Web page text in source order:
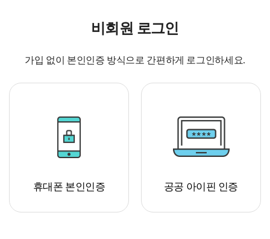
비회원 로그인
가입 없이 본인인증 방식으로 간편하게 로그인하세요.
휴대폰 본인인증 공공 아이핀 인증